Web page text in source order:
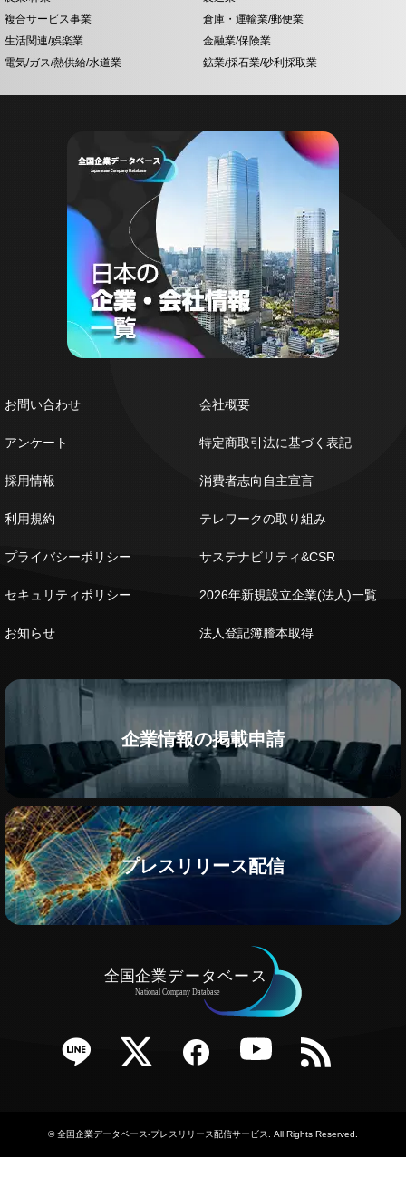
複合サービス事業
倉庫・運輸業/郵便業
生活関連/娯楽業
金融業/保険業
電気/ガス/熱供給/水道業
鉱業/採石業/砂利採取業
お問い合わせ
アンケート
採用情報
利用規約
プライバシーポリシー
セキュリティポリシー
お知らせ
会社概要
特定商取引法に基づく表記
消費者志向自主宣言
テレワークの取り組み
サステナビリティ&CSR
2026年新規設立企業(法人)一覧
法人登記簿謄本取得
企業情報の掲載申請
プレスリリース配信
Twitter Facebook YouTube RSS
©全国企業データベース-プレスリリース配信サービス . All Rights Reserved.